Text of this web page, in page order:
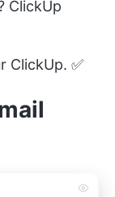
ClickUp
ClickUp. ✅